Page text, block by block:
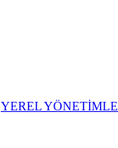
YEREL